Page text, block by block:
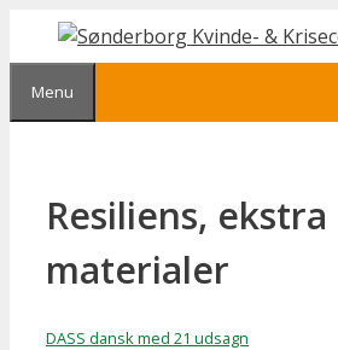
indhold
Menu
Resiliens, ekstra
materialer
DASS dansk med 21 udsagn